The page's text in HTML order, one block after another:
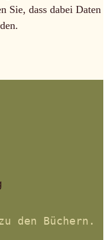
Sie, dass dabei Daten
den Büchern.